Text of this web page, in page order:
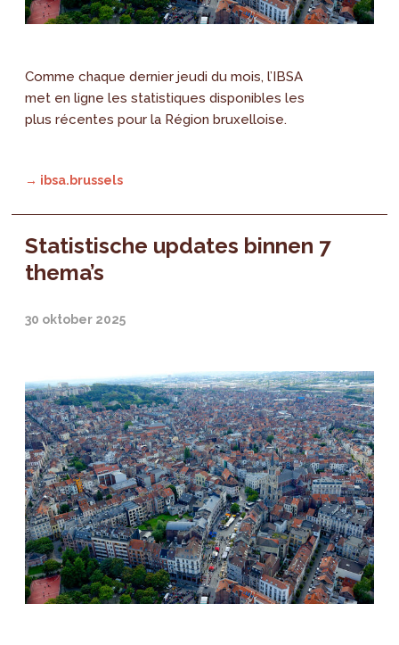
Comme chaque dernier jeudi du mois, l’IBSA
met en ligne les statistiques disponibles les
plus récentes pour la Région bruxelloise.
→ ibsa.brussels
Statistische updates binnen 7
thema’s
30 oktober 2025